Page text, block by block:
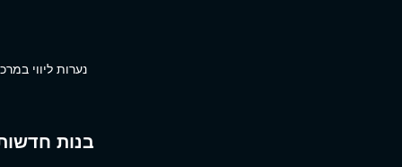
נערות ליווי
בנות